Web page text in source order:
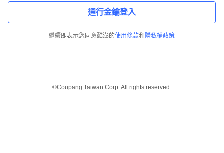
通行金鑰登入
繼續即表示您同意酷澎的使用條款和 隱私權政策
©Coupang Taiwan Corp. All rights reserved.